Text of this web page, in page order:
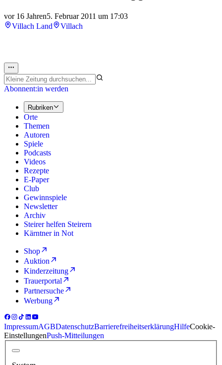
vor 16 Jahren5. Februar 2011 um 17:03
Villach Land
Villach
Abonnent:in werden
Rubriken
Orte
Themen
Autoren
Spiele
Podcasts
Videos
Rezepte
E-Paper
Club
Gewinnspiele
Newsletter
Archiv
Steirer helfen Steirern
Kärntner in Not
Shop
Auktion
Kinderzeitung
Trauerportal
Partnersuche
Werbung
ImpressumAGBDatenschutzBarrierefreiheitserklärungHilfeCookie-
EinstellungenPush-Mitteilungen